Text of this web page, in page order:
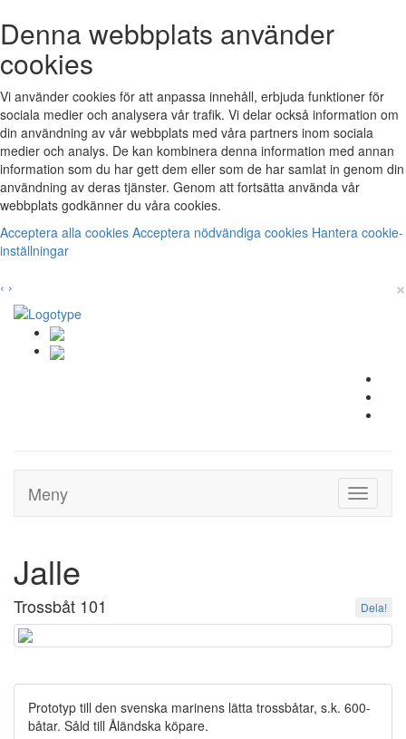
Denna webbplats använder
cookies
Vi använder cookies för att anpassa innehåll, erbjuda funktioner för
sociala medier och analysera vår trafik. Vi delar också information om
din användning av vår webbplats med våra partners inom sociala
medier och analys. De kan kombinera denna information med annan
information som du har gett dem eller som de har samlat in genom din
användning av deras tjänster. Genom att fortsätta använda vår
webbplats godkänner du våra cookies.
Acceptera alla cookies Acceptera nödvändiga cookies Hantera cookie-
inställningar
‹ › ×
Toggle
Meny
Jalle
Trossbåt 101 Dela!
Prototyp till den svenska marinens lätta trossbåtar, s.k. 600-
båtar. Såld till Åländska köpare.